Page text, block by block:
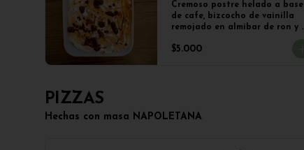
Cremoso postre helado a base
de cafe, bizcocho de vainilla
remojado en almibar de ron y
$5.000
PIZZAS
Hechas con masa NAPOLETANA